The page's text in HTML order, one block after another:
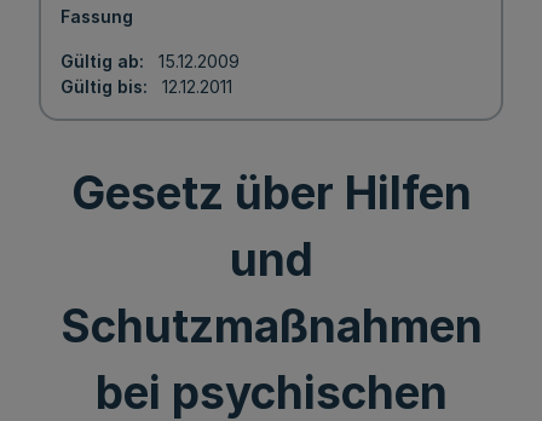
Fassung
Gültig ab
15.12.2009
Gültig bis
12.12.2011
Gesetz über Hilfen
und
Schutzmaßnahmen
bei psychischen